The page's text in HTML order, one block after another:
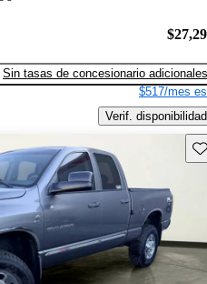
Sin tasas de concesionario adicionales
$517/mes
Verif. disponibilidad